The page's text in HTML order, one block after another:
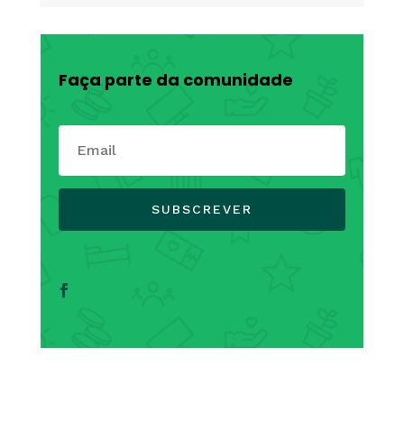
Faça parte da comunidade
SUBSCREVER